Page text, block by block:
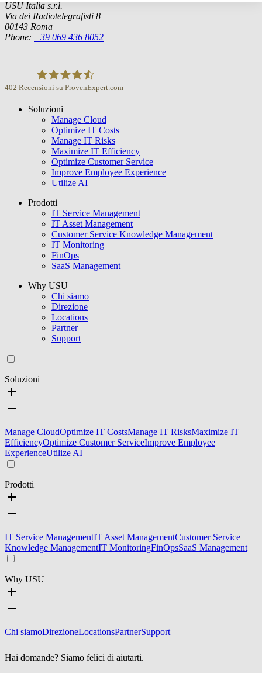
USU Italia s.r.l.
Via dei Radiotelegrafisti 8
00143 Roma
Phone: +39 069 436 8052
USU GmbH
402 Recensioni su ProvenExpert.com
Soluzioni
Manage Cloud
Optimize IT Costs
Manage IT Risks
Maximize IT Efficiency
Optimize Customer Service
Improve Employee Experience
Utilize AI
Prodotti
IT Service Management
IT Asset Management
Customer Service Knowledge Management
IT Monitoring
FinOps
SaaS Management
Why USU
Chi siamo
Direzione
Locations
Partner
Support
Soluzioni
Manage CloudOptimize IT CostsManage IT RisksMaximize IT
EfficiencyOptimize Customer ServiceImprove Employee
ExperienceUtilize AI
Prodotti
IT Service ManagementIT Asset ManagementCustomer Service
Knowledge ManagementIT MonitoringFinOpsSaaS Management
Why USU
Chi siamoDirezioneLocationsPartnerSupport
Hai domande? Siamo felici di aiutarti.